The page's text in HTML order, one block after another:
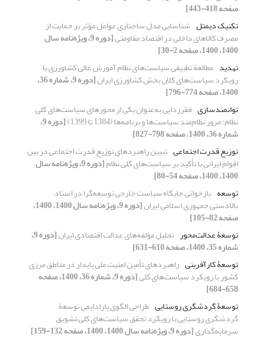
صفحه 418-443]
تکنیک دیمتل شناسایی مدل ساختاری عوامل مؤثر بر حمایت از
مصرف کالاهای داخلی در اقتصاد مقاومتی [دوره 9، ویژه‌نامه سال
1400، 1400، صفحه 2-30]
تهدید مطالعة تطبیقی سیاست‌های نظام آموزش عالی کشاورزی با
رویکرد سیاست‌های کلان بخش کشاورزی ایران [دوره 9، شماره 36،
1400، صفحه 774-796]
توانمندسازی فقرزدایی به‌عنوان یکی از محورهای سیاست‌های کلی
نظام: مرور نظام‌مند سیاست‌ها و برنامه‌ها (1384 تا 1399) [دوره 9،
شماره 36، 1400، صفحه 798-827]
توزیع قدرت اجتماعی تبیین راهبردهای توزیع قدرت اجتماعی در بین
اقوام ایرانی با تأکید بر سیاست‌های کلی نظام [دوره 9، ویژه‌نامه سال
1400، 1400، صفحه 54-80]
توسعه بازخوانی جایگاه سیاست خارجی توسعه‌‌گرا در اسناد
بالادستی جمهوری اسلامی ایران [دوره 9، ویژه‌نامه سال 1400، 1400،
صفحه 82-105]
توسعۀ عدالت‌محور تحلیل مؤلفه‌های عدالت اقتصادی ایران [دوره 9،
شماره 35، 1400، صفحه 610-631]
توسعۀ کارآفرینی راهبردهای تأمین امنیت ملی پایدار در مناطق مرزی
کشور با رویکرد سیاست‌های کلی [دوره 9، شماره 36، 1400، صفحه
658-684]
توسعۀ گردشگری روستایی طراحی الگوی پارادایمی توسعۀ
گردشگری روستایی با رویکرد تحقق سیاست‌های کلی تشویق
سرمایه‌گذاری[دوره 9، ویژه‌نامه سال 1400، 1400، صفحه 132-159]